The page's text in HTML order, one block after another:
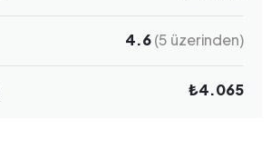
4.6(5 üzerinden)
₺4.065